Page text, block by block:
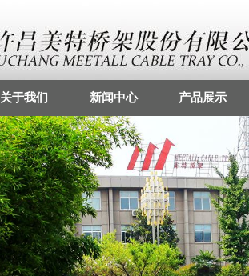
关于我们 新闻中心 产品展示